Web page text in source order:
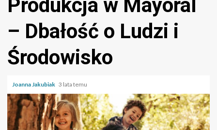
Produkcja w Mayoral
– Dbałość o Ludzi i
Środowisko
Joanna Jakubiak 3 lata temu